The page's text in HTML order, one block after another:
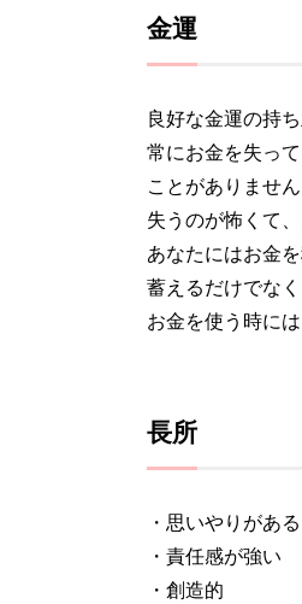
金運
良好な金運の持
常にお金を失っ
ことがありません
失うのが怖くて
あなたにはお金
蓄えるだけでな
お金を使う時に
長所
・思いやりがある
・責任感が強い
・創造的